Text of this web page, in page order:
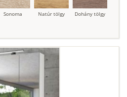
Sonoma Natúr tölgy Dohány tölgy
Szupermatt
fehér